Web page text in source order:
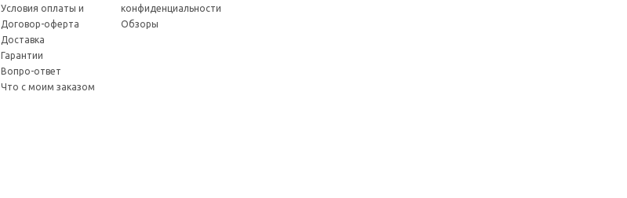
Условия оплаты и
Договор-оферта
Доставка
Гарантии
Вопро-ответ
Что с моим заказом
конфиденциальности
Обзоры